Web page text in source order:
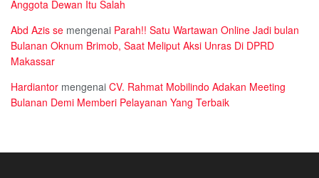
Anggota Dewan Itu Salah
Abd Azis se mengenai Parah!! Satu Wartawan Online Jadi bulan
Bulanan Oknum Brimob, Saat Meliput Aksi Unras Di DPRD
Makassar
Hardiantor mengenai CV. Rahmat Mobilindo Adakan Meeting
Bulanan Demi Memberi Pelayanan Yang Terbaik